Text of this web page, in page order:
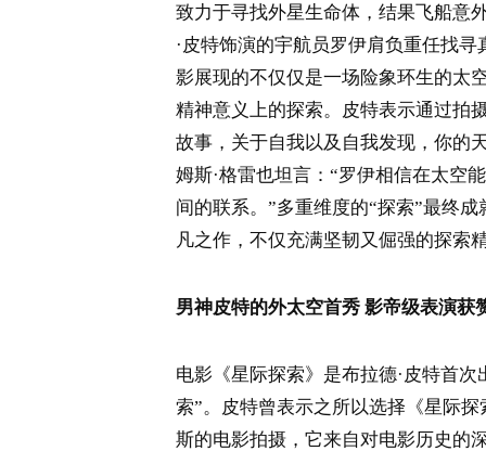
致力于寻找外星生命体，结果飞船意
·皮特饰演的宇航员罗伊肩负重任找
影展现的不仅仅是一场险象环生的太
精神意义上的探索。皮特表示通过拍
故事，关于自我以及自我发现，你的
姆斯·格雷也坦言：“罗伊相信在太空
间的联系。”多重维度的“探索”最终
凡之作，不仅充满坚韧又倔强的探索
男神皮特的外太空首秀 影帝级表演获
电影《星际探索》是布拉德·皮特首
索”。皮特曾表示之所以选择《星际
斯的电影拍摄，它来自对电影历史的